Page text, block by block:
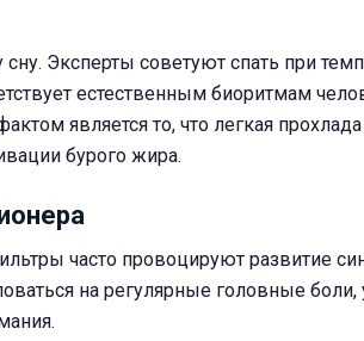
Эксперты советуют спать при
естественным биоритмам
является то, что легкая
бурого жира.
часто провоцируют развитие
на регулярные головные боли,